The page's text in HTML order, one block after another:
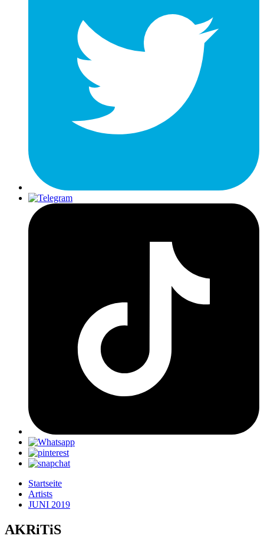
Startseite
Artists
JUNI 2019
AKRiTiS